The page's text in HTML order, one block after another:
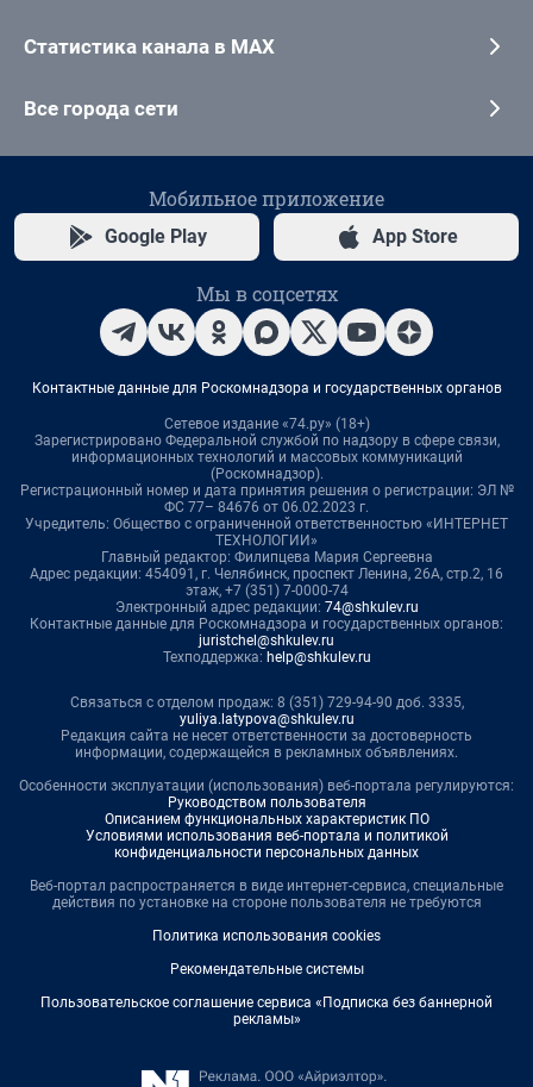
Статистика канала в MAX
Все города сети
Мобильное приложение
Google Play App Store
Мы в соцсетях
Контактные данные для Роскомнадзора и государственных органов
Сетевое издание «74.ру» (18+)
Зарегистрировано Федеральной службой по надзору в сфере связи,
информационных технологий и массовых коммуникаций
(Роскомнадзор).
Регистрационный номер и дата принятия решения о регистрации: ЭЛ №
ФС 77– 84676 от 06.02.2023 г.
Учредитель: Общество с ограниченной ответственностью «ИНТЕРНЕТ
ТЕХНОЛОГИИ»
Главный редактор: Филипцева Мария Сергеевна
Адрес редакции: 454091, г. Челябинск, проспект Ленина, 26А, стр.2, 16
этаж, +7 (351) 7-0000-74
Электронный адрес редакции: 74@shkulev.ru
Контактные данные для Роскомнадзора и государственных органов:
juristchel@shkulev.ru
Техподдержка: help@shkulev.ru
Связаться с отделом продаж: 8 (351) 729-94-90 доб. 3335,
yuliya.latypova@shkulev.ru
Редакция сайта не несет ответственности за достоверность
информации, содержащейся в рекламных объявлениях.
Особенности эксплуатации (использования) веб-портала регулируются:
Руководством пользователя
Описанием функциональных характеристик ПО
Условиями использования веб-портала и политикой
конфиденциальности персональных данных
Веб-портал распространяется в виде интернет-сервиса, специальные
действия по установке на стороне пользователя не требуются
Политика использования cookies
Рекомендательные системы
Пользовательское соглашение сервиса «Подписка без баннерной
рекламы»